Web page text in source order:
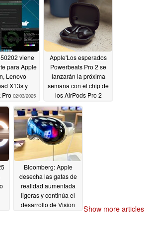
viene
para Apple
Lenovo
X13s y
Pro 02/03/2025
Apple'Los esperados
Powerbeats Pro 2 se
lanzarán la próxima
semana con el chip de
los AirPods Pro 2
02/03/2025
Bloomberg: Apple
desecha las gafas de
realidad aumentada
ligeras y continúa el
desarrollo de Vision
Show more articles